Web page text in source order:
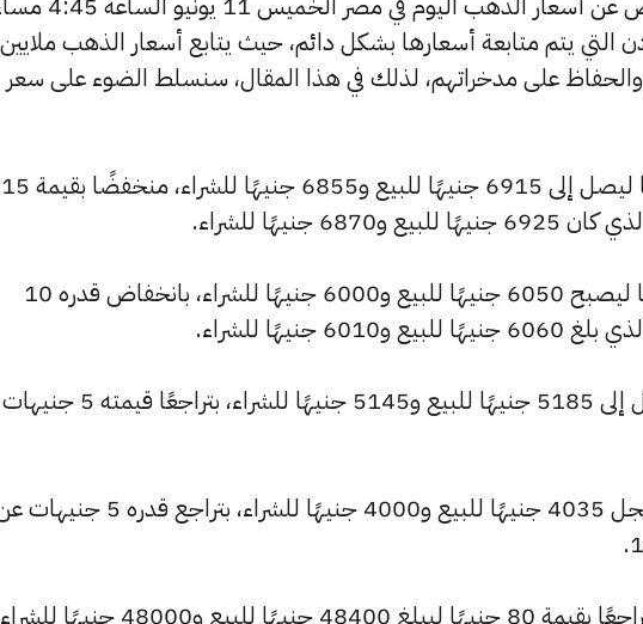
يتم متابعة أسعارها بشكل دائم، حيث يتابع أسعار الذهب ملايين
والحفاظ على مدخراتهم، لذلك في هذا المقال، سنسلط الضوء على سعر
سجل سعر عيار 24 انخفاضًا ليصل إلى 6915 جنيهًا للبيع و6855 جنيهًا للشراء، منخفضًا بقيمة 15
جنيهًا للشراء.
وشهد سعر عيار 21 انخفاضًا ليصبح 6050 جنيهًا للبيع و6000 جنيهًا للشراء، بانخفاض قدره 10
جنيهًا للشراء.
وانخفض سعر عيار 18 ليصل إلى 5185 جنيهًا للبيع و5145 جنيهًا
كما تراجع سعر عيار 14 ليسجل 4035 جنيهًا للبيع و4000 جنيهًا للشراء، بتراجع قدره 5
وشهد سعر الجنيه الذهب تراجعًا بقيمة 80 جنيهًا ليبلغ 48400 جنيهًا